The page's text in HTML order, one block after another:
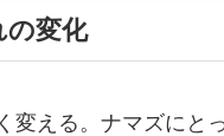
変化
える。ナマズにと